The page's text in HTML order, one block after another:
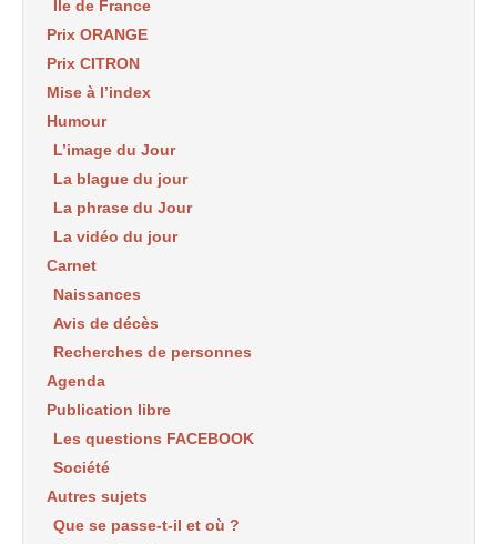
Ile de France
Prix ORANGE
Prix CITRON
Mise à l’index
Humour
L’image du Jour
La blague du jour
La phrase du Jour
La vidéo du jour
Carnet
Naissances
Avis de décès
Recherches de personnes
Agenda
Publication libre
Les questions FACEBOOK
Société
Autres sujets
Que se passe-t-il et où ?